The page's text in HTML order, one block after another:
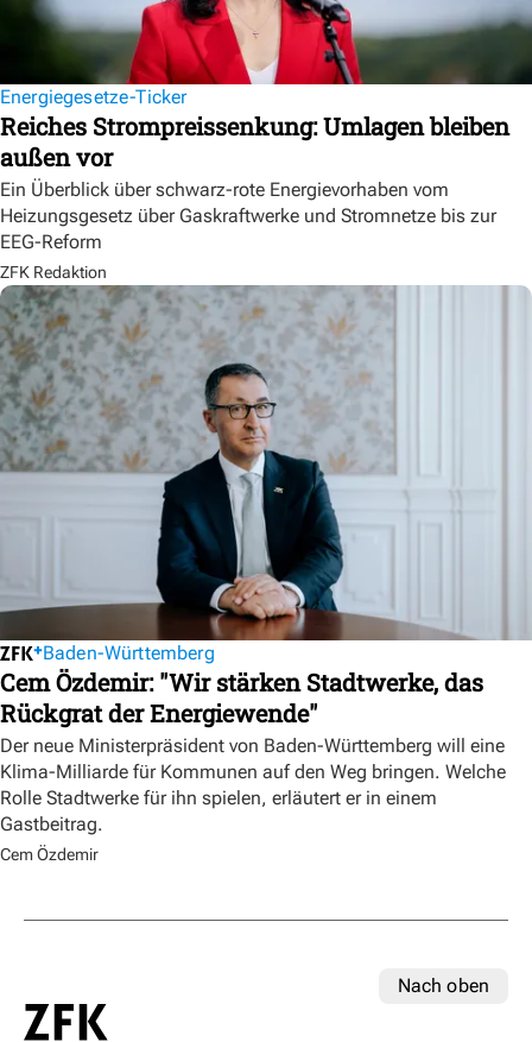
Energiegesetze-Ticker
Reiches Strompreissenkung: Umlagen bleiben
außen vor
Ein Überblick über schwarz-rote Energievorhaben vom
Heizungsgesetz über Gaskraftwerke und Stromnetze bis zur
EEG-Reform
ZFK Redaktion
Baden-Württemberg
Cem Özdemir: "Wir stärken Stadtwerke, das
Rückgrat der Energiewende"
Der neue Ministerpräsident von Baden-Württemberg will eine
Klima-Milliarde für Kommunen auf den Weg bringen. Welche
Rolle Stadtwerke für ihn spielen, erläutert er in einem
Gastbeitrag.
Cem Özdemir
Nach oben